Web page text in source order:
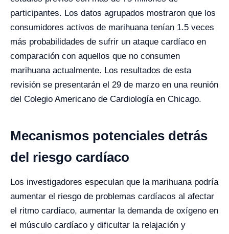
participantes. Los datos agrupados mostraron que los
consumidores activos de marihuana tenían 1.5 veces
más probabilidades de sufrir un ataque cardíaco en
comparación con aquellos que no consumen
marihuana actualmente. Los resultados de esta
revisión se presentarán el 29 de marzo en una reunión
del Colegio Americano de Cardiología en Chicago.
Mecanismos potenciales detrás
del riesgo cardíaco
Los investigadores especulan que la marihuana podría
aumentar el riesgo de problemas cardíacos al afectar
el ritmo cardíaco, aumentar la demanda de oxígeno en
el músculo cardíaco y dificultar la relajación y